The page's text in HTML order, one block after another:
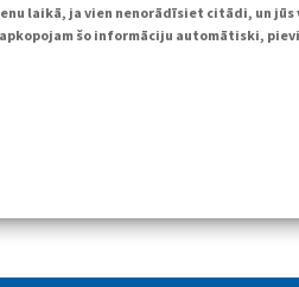
laikā, ja vien nenorādīsiet citādi, un jūs
šo informāciju automātiski,